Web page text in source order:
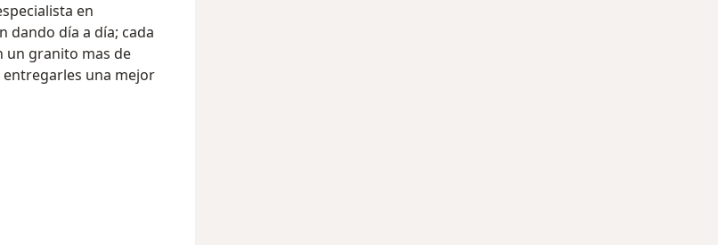
en
un granito mas de
una mejor